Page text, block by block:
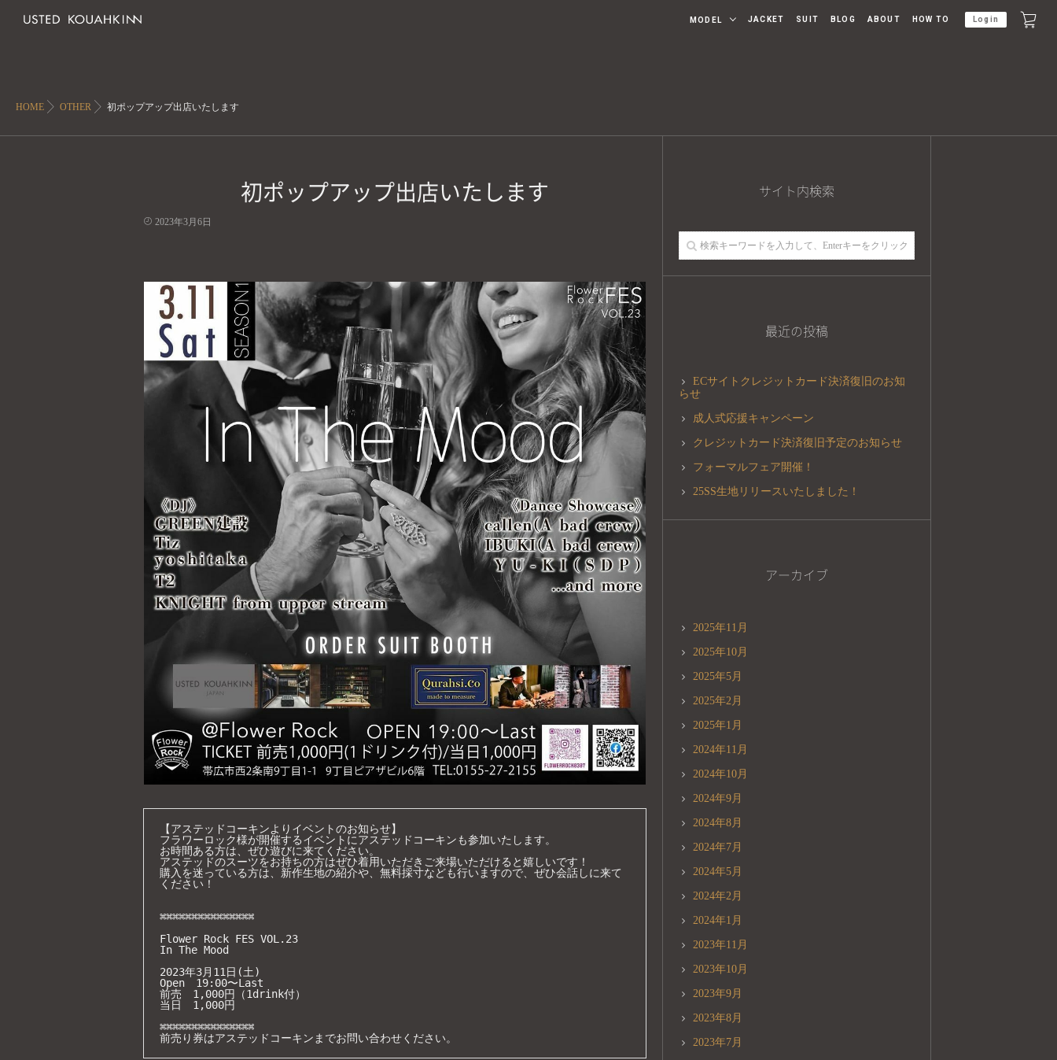
MODEL JACKET SUIT BLOG ABOUT HOW TO Login
HOME OTHER 初ポップアップ出店いたします
初ポップアップ出店いたします
2023年3月6日
【アステッドコーキンよりイベントのお知らせ】
フラワーロック様が開催するイベントにアステッドコーキンも参加いたします。
お時間ある方は、ぜひ遊びに来てください。
アステッドのスーツをお持ちの方はぜひ着用いただきご来場いただけると嬉しいです！
購入を迷っている方は、新作生地の紹介や、無料採寸なども行いますので、ぜひ会話しに来て
ください！
⌘⌘⌘⌘⌘⌘⌘⌘⌘⌘⌘⌘⌘⌘⌘
Flower Rock FES VOL.23
In The Mood
2023年3月11日(土)
Open　19:00〜Last
前売　1,000円（1drink付）
当日　1,000円
⌘⌘⌘⌘⌘⌘⌘⌘⌘⌘⌘⌘⌘⌘⌘
前売り券はアステッドコーキンまでお問い合わせください。
サイト内検索
最近の投稿
ECサイトクレジットカード決済復旧のお知
らせ
成人式応援キャンペーン
クレジットカード決済復旧予定のお知らせ
フォーマルフェア開催！
25SS生地リリースいたしました！
アーカイブ
2025年11月
2025年10月
2025年5月
2025年2月
2025年1月
2024年11月
2024年10月
2024年9月
2024年8月
2024年7月
2024年5月
2024年2月
2024年1月
2023年11月
2023年10月
2023年9月
2023年8月
2023年7月